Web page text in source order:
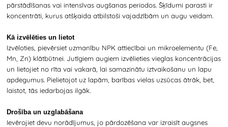
pārstādīšanas vai intensīvas augšanas periodos. Šķīdumi parasti ir
koncentrāti, kurus atšķaida atbilstoši vajadzībām un augu veidam.
Kā izvēlēties un lietot
Izvēloties, pievērsiet uzmanību NPK attiecībai un mikroelementu (Fe,
Mn, Zn) klātbūtnei. Jutīgiem augiem izvēlieties vieglas koncentrācijas
un lietojiet no rīta vai vakarā, lai samazinātu iztvaikošanu un lapu
apdegumus. Pielietojot uz lapām, barības vielas uzsūcas ātrāk, bet,
laistot, tās iedarbojas ilgāk.
Drošība un uzglabāšana
Ievērojiet devu norādījumus, jo pārdozēšana var izraisīt augsnes